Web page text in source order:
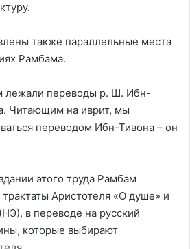
также параллельные места
Рамбама.
лежали переводы р. Ш. Ибн-
Читающим на иврит, мы
переводом Ибн-Тивона – он
этого труда Рамбам
трактаты Аристотеля «О душе» и
в переводе на русский
, которые выбирают